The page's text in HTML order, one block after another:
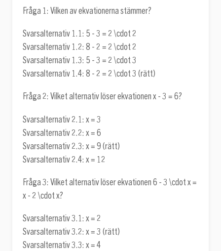
Fråga 1: Vilken av ekvationerna stämmer?
Svarsalternativ 1.1: 5 - 3 = 2 \cdot 2
Svarsalternativ 1.2: 8 - 2 = 2 \cdot 2
Svarsalternativ 1.3: 5 - 3 = 2 \cdot 3
Svarsalternativ 1.4: 8 - 2 = 2 \cdot 3 (rätt)
Fråga 2: Vilket alternativ löser ekvationen x - 3 = 6?
Svarsalternativ 2.1: x = 3
Svarsalternativ 2.2: x = 6
Svarsalternativ 2.3: x = 9 (rätt)
Svarsalternativ 2.4: x = 12
Fråga 3: Vilket alternativ löser ekvationen 6 - 3 \cdot x =
x - 2 \cdot x?
Svarsalternativ 3.1: x = 2
Svarsalternativ 3.2: x = 3 (rätt)
Svarsalternativ 3.3: x = 4